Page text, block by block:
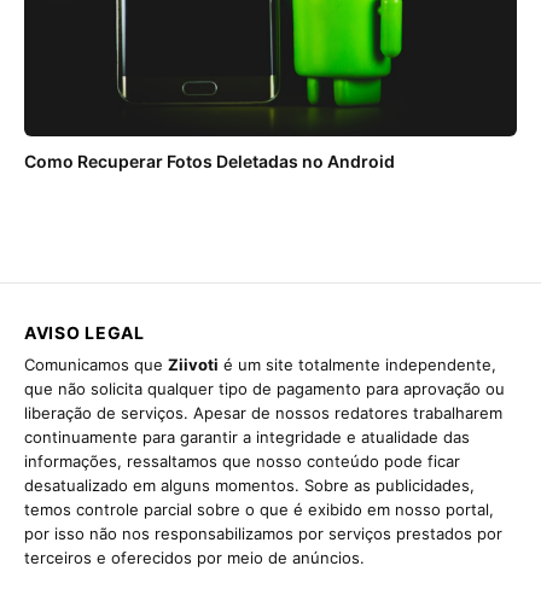
Como Recuperar Fotos Deletadas no Android
AVISO LEGAL
Comunicamos que Ziivoti é um site totalmente independente,
que não solicita qualquer tipo de pagamento para aprovação ou
liberação de serviços. Apesar de nossos redatores trabalharem
continuamente para garantir a integridade e atualidade das
informações, ressaltamos que nosso conteúdo pode ficar
desatualizado em alguns momentos. Sobre as publicidades,
temos controle parcial sobre o que é exibido em nosso portal,
por isso não nos responsabilizamos por serviços prestados por
terceiros e oferecidos por meio de anúncios.